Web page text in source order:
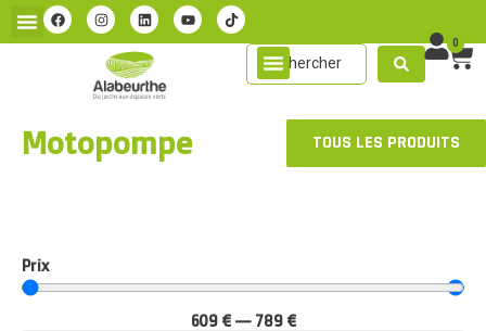
0
Motopompe TOUS LES PRODUITS
Prix
609 €— 789 €